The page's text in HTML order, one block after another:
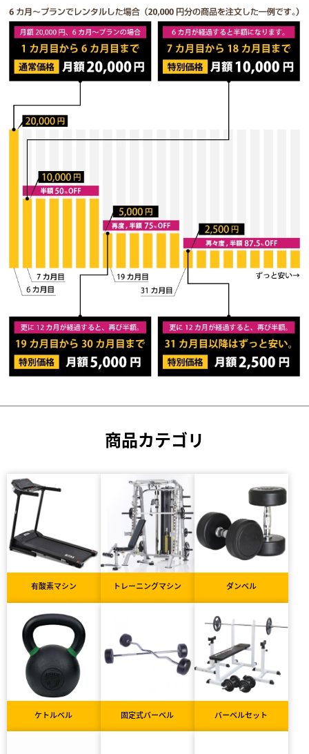
商品カテゴリ
有酸素マシン トレーニングマシン ダンベル
ケトルベル 固定式バーベル バーベルセット